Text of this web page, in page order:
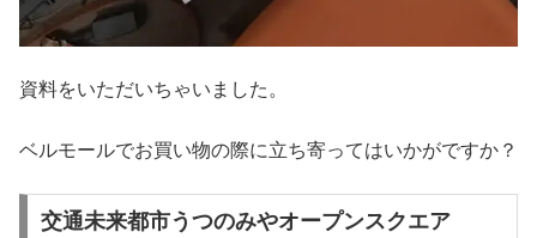
資料をいただいちゃいました。
ベルモールでお買い物の際に立ち寄ってはいかがですか？
交通未来都市うつのみやオープンスクエア